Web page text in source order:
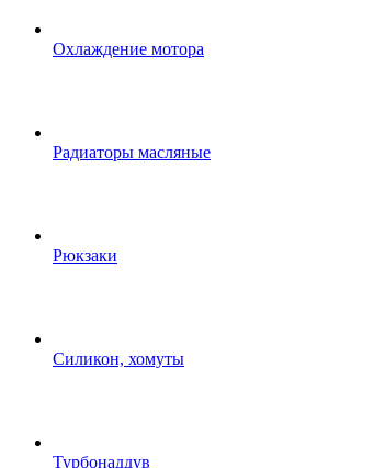
Охлаждение мотора
Радиаторы масляные
Рюкзаки
Силикон, хомуты
Турбонаддув